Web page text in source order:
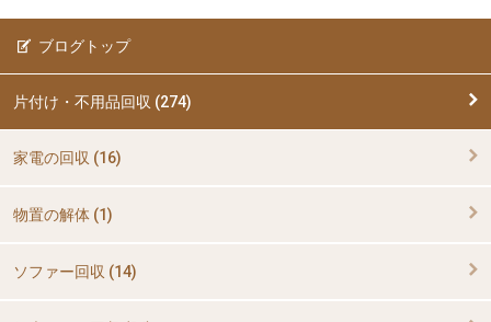
ブログトップ
片付け・不用品回収 (274)
家電の回収 (16)
物置の解体 (1)
ソファー回収 (14)